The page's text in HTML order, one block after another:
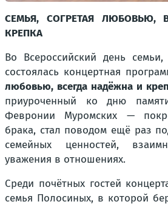
СЕМЬЯ, СОГРЕТАЯ ЛЮБОВЬЮ,
КРЕПКА
Во Всероссийский день
состоялась концертная
любовью, всегда надёжна и
приуроченный ко дню
Февронии Муромских —
брака, стал поводом ещё раз
семейных ценностей,
уважения в отношениях.
Среди почётных гостей
семья Полосиных, в которой